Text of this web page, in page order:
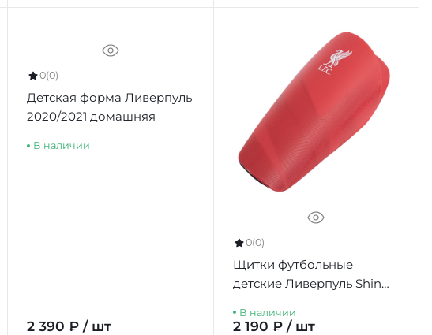
0(0)
Детская форма Ливерпуль
2020/2021 домашняя
В наличии
2 390 ₽ / шт
0(0)
Щитки футбольные
детские Ливерпуль Shin
В наличии
2 190 ₽ / шт